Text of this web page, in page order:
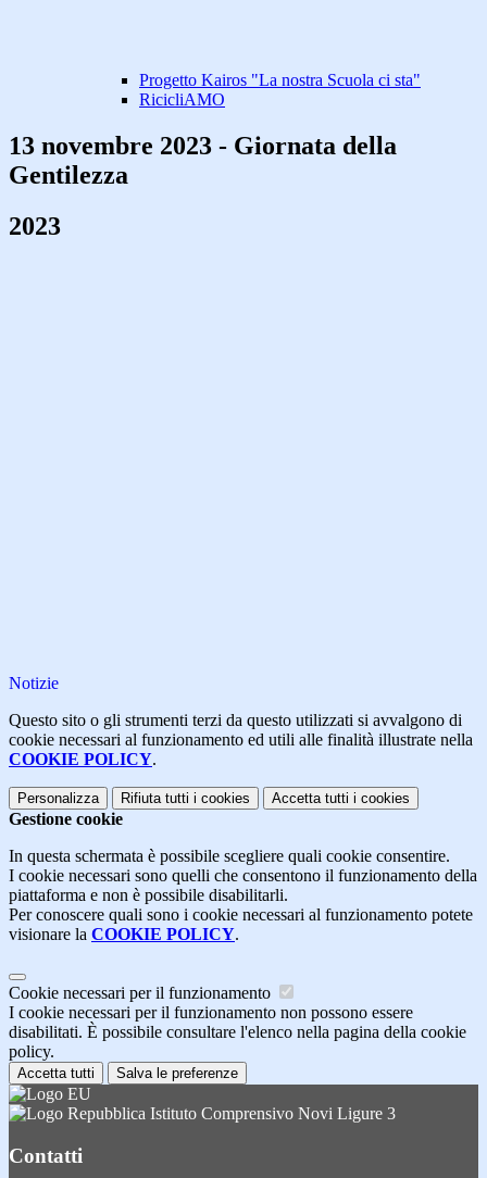
Progetto Kairos "La nostra Scuola ci sta"
RicicliAMO
13 novembre 2023 - Giornata della
Gentilezza
2023
Notizie
Questo sito o gli strumenti terzi da questo utilizzati si avvalgono di
cookie necessari al funzionamento ed utili alle finalità illustrate nella
COOKIE POLICY.
Personalizza Rifiuta tutti i cookies Accetta tutti i cookies
Gestione cookie
In questa schermata è possibile scegliere quali cookie consentire.
I cookie necessari sono quelli che consentono il funzionamento della
piattaforma e non è possibile disabilitarli.
Per conoscere quali sono i cookie necessari al funzionamento potete
visionare la COOKIE POLICY.
Cookie necessari per il funzionamento
I cookie necessari per il funzionamento non possono essere
disabilitati. È possibile consultare l'elenco nella pagina della cookie
policy.
Accetta tutti Salva le preferenze
Istituto Comprensivo Novi Ligure 3
Contatti